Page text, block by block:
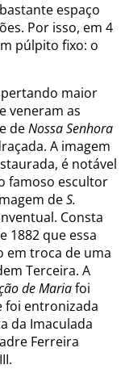
espaço
Por isso, em 4
púlpito fixo: o
maior
veneram as
e deNossa Senhora
A imagem
é notável
famoso escultor
deS.
Consta
1882 que essa
em troca de uma
Terceira. A
de Mariafoi
foi entronizada
da Imaculada
Ferreira